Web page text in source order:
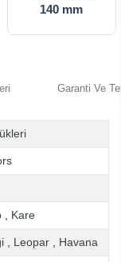
140 mm
Garanti Ve
Kare
Leopar Havana